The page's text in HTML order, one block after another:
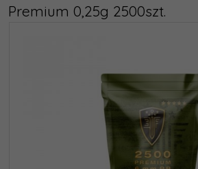
Premium 0,25g 2500szt.